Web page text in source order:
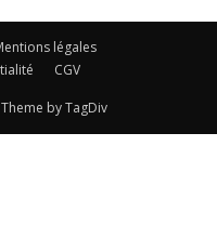
légales
CGV
by TagDiv